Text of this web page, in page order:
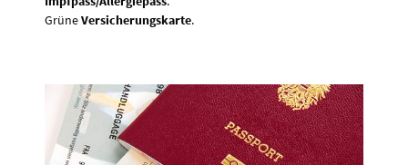
GrüneVersicherungskarte.